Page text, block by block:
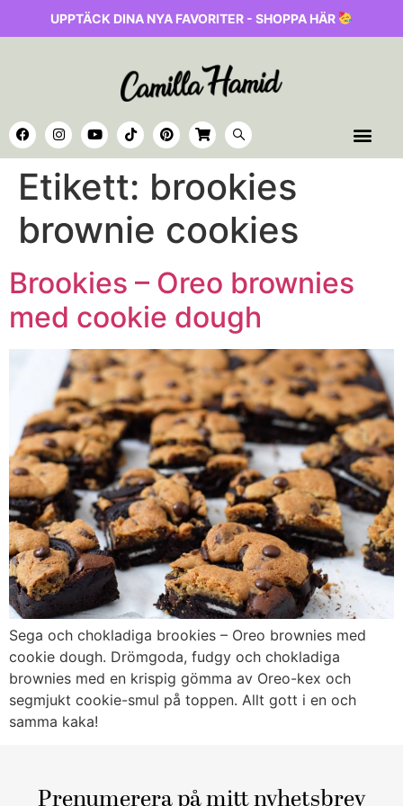
UPPTÄCK DINA NYA FAVORITER - SHOPPA HÄR
Etikett: brookies
brownie cookies
Brookies – Oreo brownies
med cookie dough
Sega och chokladiga brookies – Oreo brownies med
cookie dough. Drömgoda, fudgy och chokladiga
brownies med en krispig gömma av Oreo-kex och
segmjukt cookie-smul på toppen. Allt gott i en och
samma kaka!